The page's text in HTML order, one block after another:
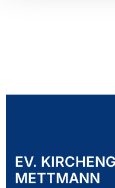
EV.
METTMANN